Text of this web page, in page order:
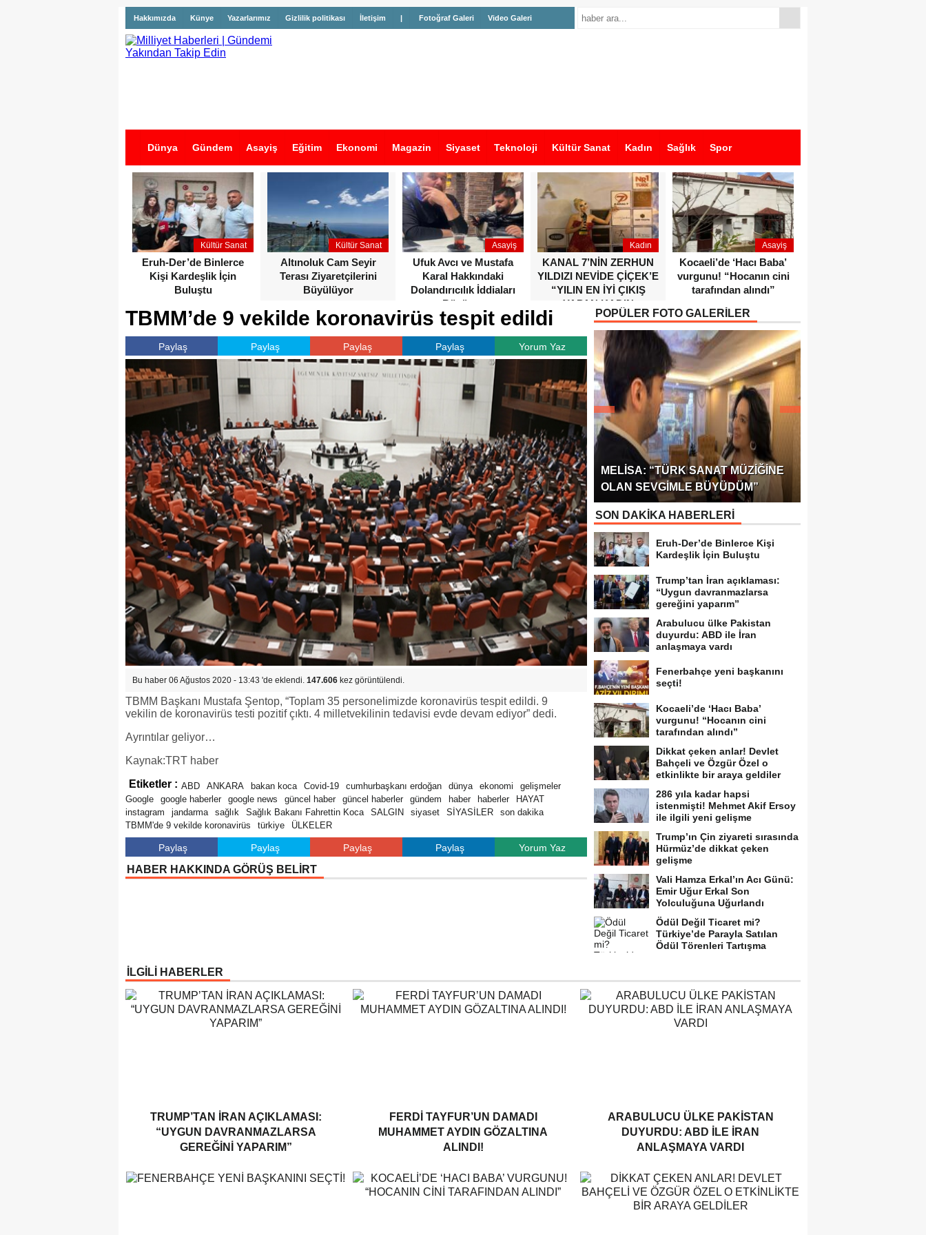
Hakkımızda Künye Yazarlarımız Gizlilik politikası İletişim | Fotoğraf Galeri Video Galeri
Dünya Gündem Asayiş Eğitim Ekonomi Magazin Siyaset Teknoloji Kültür Sanat Kadın Sağlık Spor
İş İlanları
Kültür Sanat
Eruh-Der’de Binlerce
Kişi Kardeşlik İçin
Buluştu
Kültür Sanat
Altınoluk Cam Seyir
Terası Ziyaretçilerini
Büyülüyor
Asayiş
Ufuk Avcı ve Mustafa
Karal Hakkındaki
Dolandırıcılık İddiaları
Büyüyor
Kadın
KANAL 7’NİN ZERHUN
YILDIZI NEVİDE ÇİÇEK’E
“YILIN EN İYİ ÇIKIŞ
YAPAN KADIN
OYUNCUSU” ÖDÜLÜ!
Asayiş
Kocaeli’de ‘Hacı Baba’
vurgunu! “Hocanın cini
tarafından alındı”
TBMM’de 9 vekilde koronavirüs tespit edildi
Paylaş Paylaş Paylaş Paylaş Yorum Yaz
Bu haber 06 Ağustos 2020 - 13:43 'de eklendi. 147.606 kez görüntülendi.
TBMM Başkanı Mustafa Şentop, “Toplam 35 personelimizde koronavirüs tespit edildi. 9
vekilin de koronavirüs testi pozitif çıktı. 4 milletvekilinin tedavisi evde devam ediyor” dedi.
Ayrıntılar geliyor…
Kaynak:TRT haber
Etiketler : ABD ANKARA bakan koca Covid-19 cumhurbaşkanı erdoğan dünya ekonomi
gelişmeler
Google
google haberler google news güncel haber güncel haberler gündem haber haberler
HAYAT
instagram
jandarma sağlık Sağlık Bakanı Fahrettin Koca SALGIN siyaset SİYASİLER
son dakika
TBMM'de 9 vekilde koronavirüs
türkiye ÜLKELER
Paylaş Paylaş Paylaş Paylaş Yorum Yaz
HABER HAKKINDA GÖRÜŞ BELİRT
POPÜLER FOTO GALERİLER
MELISA: “TÜRK SANAT MÜZIĞINE
OLAN SEVGIMLE BÜYÜDÜM”
SON DAKİKA HABERLERİ
Eruh-Der’de Binlerce Kişi
Kardeşlik İçin Buluştu
Trump’tan İran açıklaması:
“Uygun davranmazlarsa
gereğini yaparım”
Arabulucu ülke Pakistan
duyurdu: ABD ile İran
anlaşmaya vardı
Fenerbahçe yeni başkanını
seçti!
Kocaeli’de ‘Hacı Baba’
vurgunu! “Hocanın cini
tarafından alındı”
Dikkat çeken anlar! Devlet
Bahçeli ve Özgür Özel o
etkinlikte bir araya geldiler
286 yıla kadar hapsi
istenmişti! Mehmet Akif Ersoy
ile ilgili yeni gelişme
Trump’ın Çin ziyareti sırasında
Hürmüz’de dikkat çeken
gelişme
Vali Hamza Erkal’ın Acı Günü:
Emir Uğur Erkal Son
Yolculuğuna Uğurlandı
Ödül Değil Ticaret mi?
Türkiye’de Parayla Satılan
Ödül Törenleri Tartışma
İLGİLİ HABERLER
TRUMP’TAN İRAN AÇIKLAMASI:
“UYGUN DAVRANMAZLARSA
GEREĞINI YAPARIM”
FERDI TAYFUR’UN DAMADI
MUHAMMET AYDIN GÖZALTINA
ALINDI!
ARABULUCU ÜLKE PAKISTAN
DUYURDU: ABD ILE İRAN
ANLAŞMAYA VARDI